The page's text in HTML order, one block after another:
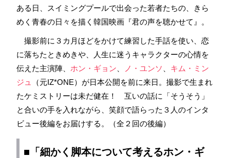
ある日、スイミングプールで出会った若者たちの、きら
めく青春の日々を描く韓国映画『君の声を聴かせて』。
撮影前に３カ月ほどをかけて練習した手話を使い、恋
に落ちたときめきや、人生に迷うキャラクターの心情を
伝えた主演陣、 ホン・ギョン ノ・ユンソ
キム・ミン
ジュ
​（元IZ*ONE）が日本公開を前に来日。撮影で生まれ
たケミストリーは未だ健在！ 互いの話に「そうそう」
と合いの手を入れながら、笑顔で語らった３人のインタ
ビュー後編をお届けする。（全２回の後編）
■「細かく脚本について考えるホン・ギ